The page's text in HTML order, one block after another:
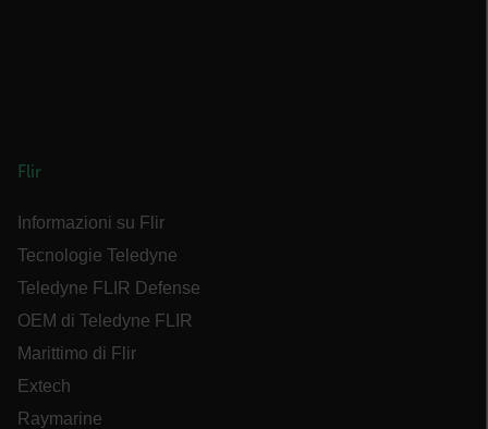
Flir
Informazioni su Flir
Tecnologie Teledyne
Teledyne FLIR Defense
OEM di Teledyne FLIR
Marittimo di Flir
Extech
Raymarine